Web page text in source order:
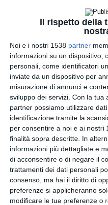
Il rispetto della
Noi e i nostri 1538 partner
informazioni su un dispositivo,
personali, come identificatori
inviate da un dispositivo per
misurazione di annunci e
sviluppo dei servizi. Con la tua
partner possiamo utilizzare
identificazione tramite la
per consentire a noi e ai
finalità sopra descritte. In
informazioni più dettagliate e
di acconsentire o di negare il
trattamenti dei dati personali
consenso, ma hai il diritto di
preferenze si applicheranno
modificare le tue preferenze o
INVIA
via